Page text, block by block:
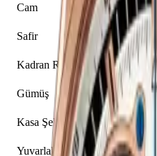
Cam
Safir
Kadran Rengi
Gümüş
Kasa Şekli
Yuvarlak